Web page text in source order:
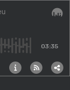
03:35